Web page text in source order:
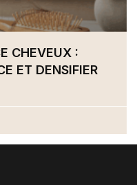
CHEVEUX :
ET DENSIFIER